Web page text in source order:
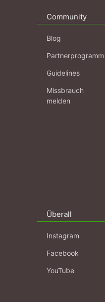
Community
Blog
Partnerprogramm
Guidelines
Missbrauch
melden
Überall
Instagram
Facebook
YouTube